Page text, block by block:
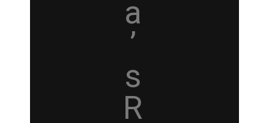
a
’
s
R